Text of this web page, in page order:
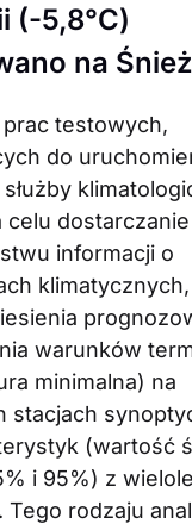
(-5,8°C)
na
testowych,
do
służby
celu dostarczanie
informacji o
warunków
minimalna) na
stacjach
(wartość
i 95%) z
Tego rodzaju